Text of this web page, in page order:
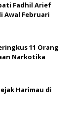
Fadhil Arief
Awal Februari
11 Orang
Narkotika
Harimau di